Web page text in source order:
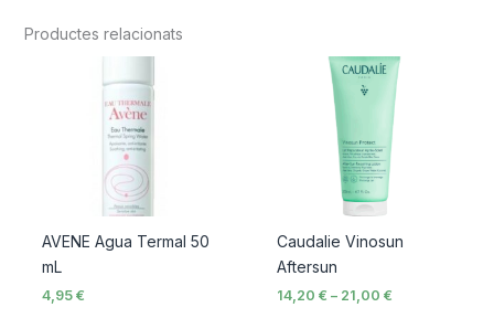
Productes relacionats
AVENE Agua Termal 50
mL
4,95€
Caudalie Vinosun
Aftersun
14,20 € – 21,00 €
Interval
de
preus:
14,20 €
21,00 €